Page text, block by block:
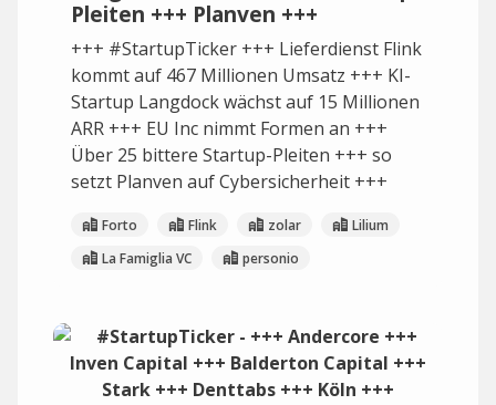
Pleiten +++ Planven +++
+++ #StartupTicker +++ Lieferdienst Flink
kommt auf 467 Millionen Umsatz +++ KI-
Startup Langdock wächst auf 15 Millionen
ARR +++ EU Inc nimmt Formen an +++
Über 25 bittere Startup-Pleiten +++ so
setzt Planven auf Cybersicherheit +++
Forto Flink zolar
Lilium
La Famiglia VC
personio